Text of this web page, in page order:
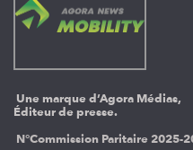
Une marque d’Agora Médias,
Éditeur de presse.
N°Commission Paritaire 2025-